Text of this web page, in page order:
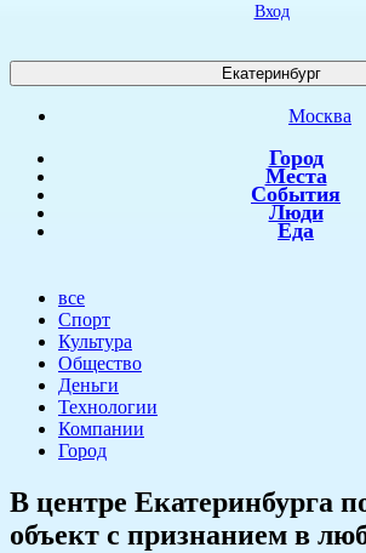
Вход
Екатеринбург
Москва
Город
Места
События
Люди
Еда
все
Спорт
Культура
Общество
Деньги
Технологии
Компании
Город
​В центре Екатеринбурга
объект с признанием в